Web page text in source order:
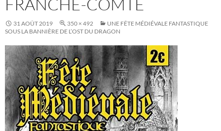
FRANCHE-COMTE
31 AOÛT 2019 350 × 492
UNE FÊTE MÉDIÉVALE FANTASTIQUE
SOUS LA BANNIÈRE DE L’OST DU DRAGON